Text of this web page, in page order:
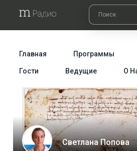
Главная Программы
Гости Ведущие О
Светлана Попова